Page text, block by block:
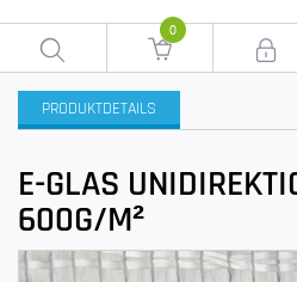
0
PRODUKTDETAILS
E-GLAS
600G/M²